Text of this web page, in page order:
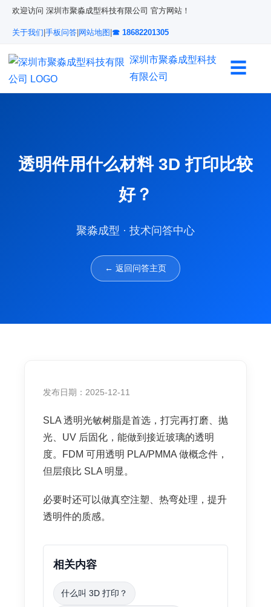
欢迎访问 深圳市聚淼成型科技有限公司 官方网站！
关于我们 手板问答 网站地图 ☎ 18682201305
深圳市聚淼成型科技
有限公司
☰
透明件用什么材料 3D 打印比较
好？
聚淼成型 · 技术问答中心
← 返回问答主页
发布日期：2025-12-11
SLA 透明光敏树脂是首选，打完再打磨、抛
光、UV 后固化，能做到接近玻璃的透明
度。FDM 可用透明 PLA/PMMA 做概念件，
但层痕比 SLA 明显。
必要时还可以做真空注塑、热弯处理，提升
透明件的质感。
相关内容
什么叫 3D 打印？